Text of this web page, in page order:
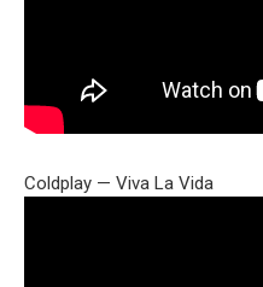
Coldplay — Viva La Vida